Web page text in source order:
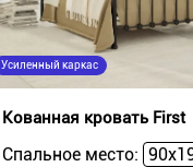
Усиленный каркас
Кованная кровать First
Спальное место: